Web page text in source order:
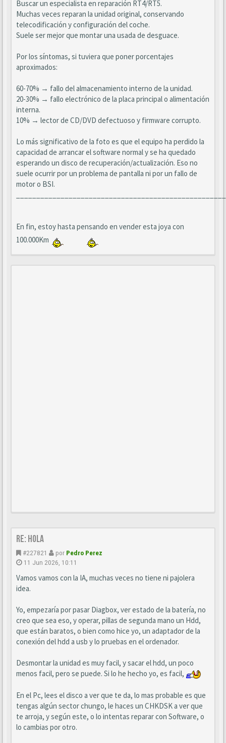
Buscar un especialista en reparación RT4/RT5.
Muchas veces reparan la unidad original, conservando
telecodificación y configuración del coche.
Suele ser mejor que montar una usada de desguace.
Por los síntomas, si tuviera que poner porcentajes
aproximados:
60-70% → fallo del almacenamiento interno de la unidad.
20-30% → fallo electrónico de la placa principal o alimentación
interna.
10% → lector de CD/DVD defectuoso y firmware corrupto.
Lo más significativo de la foto es que el equipo ha perdido la
capacidad de arrancar el software normal y se ha quedado
esperando un disco de recuperación/actualización. Eso no
suele ocurrir por un problema de pantalla ni por un fallo de
motor o BSI.
En fin, estoy hasta pensando en vender esta joya con
100.000Km
Re: Hola
#227821 por Pedro Perez
11 Jun 2026, 10:11
Vamos vamos con la IA, muchas veces no tiene ni pajolera
idea.
Yo, empezaría por pasar Diagbox, ver estado de la batería, no
creo que sea eso, y operar, pillas de segunda mano un Hdd,
que están baratos, o bien como hice yo, un adaptador de la
conexión del hdd a usb y lo pruebas en el ordenador.
Desmontar la unidad es muy facil, y sacar el hdd, un poco
menos facil, pero se puede. Si lo he hecho yo, es facil,
En el Pc, lees el disco a ver que te da, lo mas probable es que
tengas algún sector chungo, le haces un CHKDSK a ver que
te arroja, y según este, o lo intentas reparar con Software, o
lo cambias por otro.